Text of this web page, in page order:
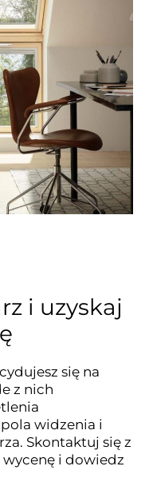
i uzyskaj
się na
z nich
widzenia i
Skontaktuj się z
i dowiedz